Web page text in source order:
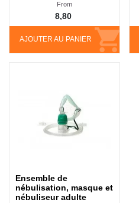
AJOUTER AU PANIER
From
8,80
Ensemble de
nébulisation, masque et
nébuliseur adulte